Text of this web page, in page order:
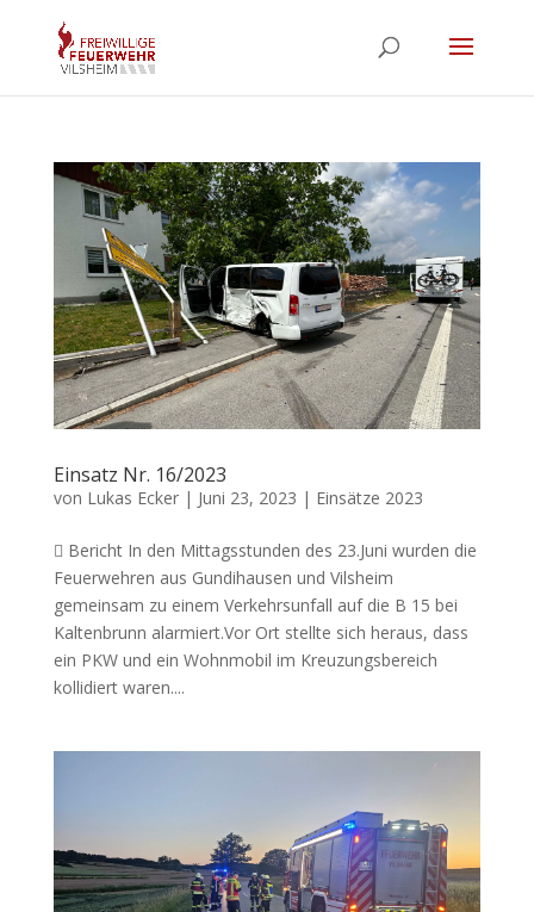
Einsatz Nr. 16/2023
von Lukas Ecker| Juni 23, 2023 | Einsätze 2023
 Bericht In den Mittagsstunden des 23.Juni wurden die
Feuerwehren aus Gundihausen und Vilsheim
gemeinsam zu einem Verkehrsunfall auf die B 15 bei
Kaltenbrunn alarmiert.Vor Ort stellte sich heraus, dass
ein PKW und ein Wohnmobil im Kreuzungsbereich
kollidiert waren....